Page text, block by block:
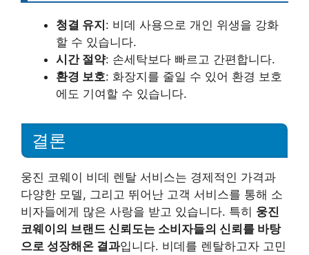
청결 유지 : 비데 사용으로 개인 위생을 강화
할 수 있습니다.
시간 절약: 손세탁보다 빠르고 간편합니다.
환경 보호: 화장지를 줄일 수 있어 환경 보호
에도 기여할 수 있습니다.
결론
웅진 코웨이 비데 렌탈 서비스는 경제적인 가격과
다양한 모델, 그리고 뛰어난 고객 서비스를 통해 소
비자들에게 많은 사랑을 받고 있습니다. 특히 웅진
코웨이의 브랜드 신뢰도는 소비자들의 신뢰를 바탕
으로 성장해온 결과입니다. 비데를 렌탈하고자 고민